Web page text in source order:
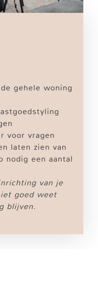
gehele woning
voor vragen
laten zien van
nodig een aantal
van je
goed weet
blijven.